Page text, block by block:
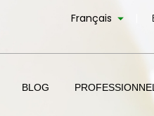
Français 
BLOG